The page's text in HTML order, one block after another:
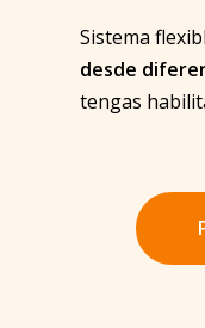
Sistema
desde
tengas